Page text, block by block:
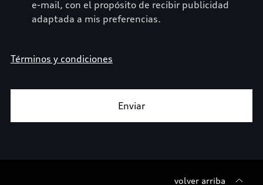
volver arriba